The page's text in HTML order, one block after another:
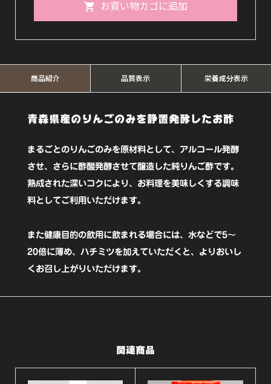
原
の
ご
500ml【伊
予
ト
ヨ
ー】
お買い物カゴに追加
商品紹介 品質表示 栄養成分表示
青森県産のりんごのみを静置発酵したお酢
まるごとのりんごのみを原材料として、アルコール発酵
させ、さらに酢酸発酵させて醸造した純りんご酢です。
熟成された深いコクにより、お料理を美味しくする調味
料としてご利用いただけます。
また健康目的の飲用に飲まれる場合には、水などで5〜
20倍に薄め、ハチミツを加えていただくと、よりおいし
くお召し上がりいただけます。
関連商品